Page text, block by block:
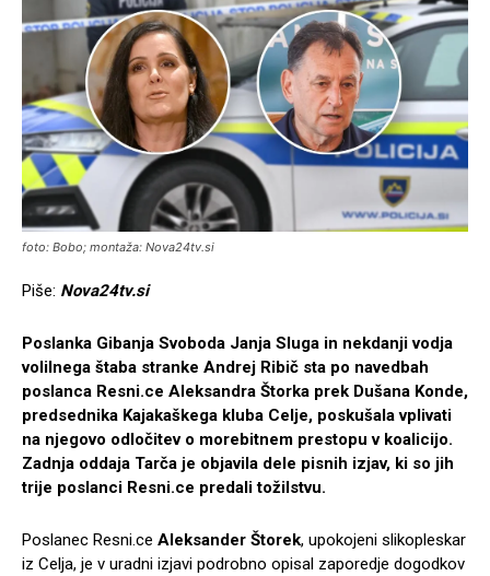
foto: Bobo; montaža: Nova24tv.si
Piše: Nova24tv.si
Poslanka Gibanja Svoboda Janja Sluga in nekdanji vodja
volilnega štaba stranke Andrej Ribič sta po navedbah
poslanca Resni.ce Aleksandra Štorka prek Dušana Konde,
predsednika Kajakaškega kluba Celje, poskušala vplivati
na njegovo odločitev o morebitnem prestopu v koalicijo.
Zadnja oddaja Tarča je objavila dele pisnih izjav, ki so jih
trije poslanci Resni.ce predali tožilstvu.
Poslanec Resni.ce Aleksander Štorek, upokojeni slikopleskar
iz Celja, je v uradni izjavi podrobno opisal zaporedje dogodkov